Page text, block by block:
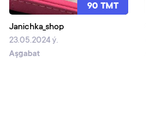
90 TMT
Janichka_shop
23.05.2024 ý.
Aşgabat